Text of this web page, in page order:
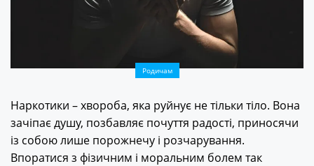
Родичам
Наркотики – хвороба, яка руйнує не тільки тіло. Вона
зачіпає душу, позбавляє почуття радості, приносячи
із собою лише порожнечу і розчарування.
Впоратися з фізичним і моральним болем так